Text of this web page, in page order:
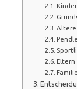
Ältere
Eltern